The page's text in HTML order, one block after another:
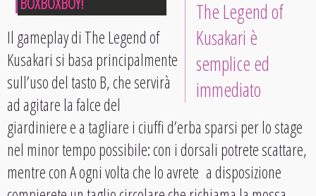
The Legend of
Kusakari è
semplice ed
immediato
Il gameplay di The Legend of
Kusakari si basa principalmente
sull’uso del tasto B, che servirà
ad agitare la falce del
giardiniere e a tagliare i ciuffi d’erba sparsi per lo stage
nel minor tempo possibile: con i dorsali potrete scattare,
mentre con A ogni volta che lo avrete a disposizione